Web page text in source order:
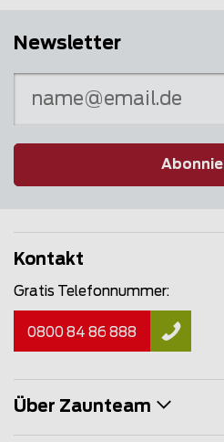
Newsletter
Kontakt
Gratis Telefonnummer:
0800 84 86 888
Über Zaunteam